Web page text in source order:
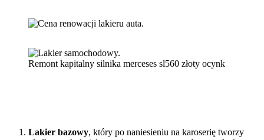
Remont kapitalny silnika merceses sl560 złoty ocynk
Lakier bazowy, który po naniesieniu na karoserię tworzy